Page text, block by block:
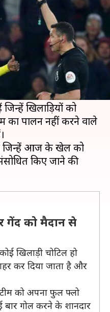
07:10 pm
और फॉलो किया
जुनून, त्याग और
खिलाड़ियों को
का पालन नहीं करने वाले
जिन्हें आज के खेल को
किए जाने की
गेंद को मैदान से
खिलाड़ी चोटिल हो
कर दिया जाता है और
को अपना फुल फ्लो
गोल करने के शानदार